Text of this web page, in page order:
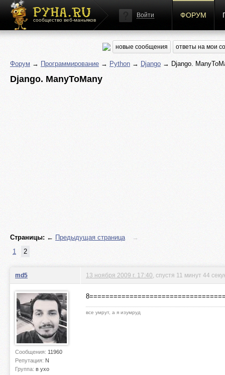
сообщество веб-маньяков
Войти ФОРУМ
новые сообщения ответы на мои
Форум → Программирование → Python → Django → Django.
Django. ManyToMany
Страницы: ← Предыдущая страница
→
1
2
md5
Сообщения: 11960
Репутация: N
Группа: в ухо
13 ноября 2009 г. 17:40 , спустя 11 минут 44
все умрут, а я изумруд